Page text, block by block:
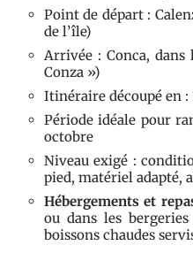
Point de départ :
de l’île)
Arrivée : Conca, dans
Conza »)
Itinéraire découpé en :
Période idéale pour
octobre
Niveau exigé :
pied, matériel adapté,
Hébergements et
ou dans les
boissons chaudes